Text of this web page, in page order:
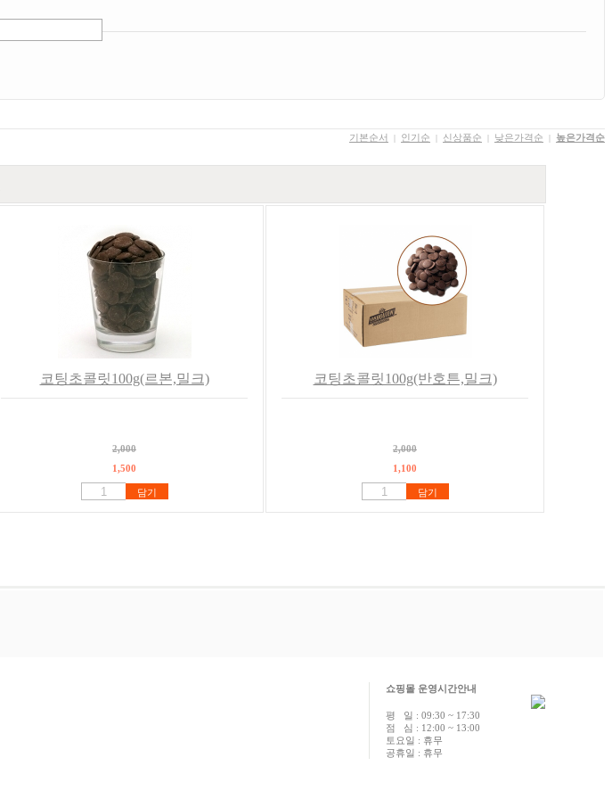
기본순서 | 인기순 | 신상품순 | 낮은가격순 | 높은가격순
코팅초콜릿100g(르본,밀크)
2,000
1,500
담기
코팅초콜릿100g(반호튼,밀크)
2,000
1,100
담기
쇼핑몰 운영시간안내
평 일 : 09:30 ~ 17:30
점 심 : 12:00 ~ 13:00
토요일 : 휴무
공휴일 : 휴무